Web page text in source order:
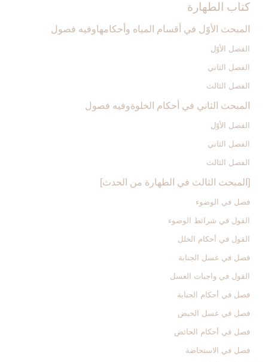
كتاب الطهارة
المبحث الأوّل في أقسام المياه وأحكامهاوفيه فصول‏
الفصل الأوّل‏
الفصل الثاني‏
الفصل الثالث‏
المبحث الثاني في أحكام الخلوةوفيه فصول
الفصل الأوّل‏
الفصل الثاني‏
الفصل الثالث‏
[المبحث الثالث في الطهارة من الحدث‏]
فصل في الوضوء
القول في شرائط الوضوء
القول في أحكام الخلل‏
فصل في غسل الجنابة
القول في واجبات الغسل‏
فصل في أحكام الجنابة
فصل في غسل الحيض‏
فصل في أحكام الحائض‏
فصل في الاستحاضة